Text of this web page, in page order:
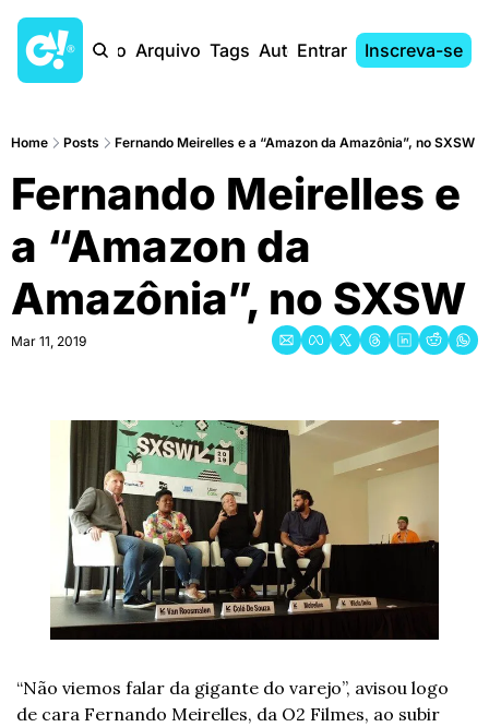
Início Arquivo Tags AutoresEntrar Inscreva-se
Home Posts Fernando Meirelles e a “Amazon da Amazônia”, no SXSW
Fernando Meirelles e
a “Amazon da
Amazônia”, no SXSW
Mar 11, 2019
“Não viemos falar da gigante do varejo”, avisou logo
de cara Fernando Meirelles, da O2 Filmes, ao subir